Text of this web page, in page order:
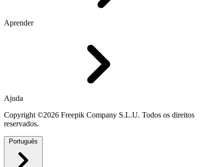
Aprender
Ajuda
Copyright ©2026 Freepik Company S.L.U. Todos os direitos
reservados.
Português